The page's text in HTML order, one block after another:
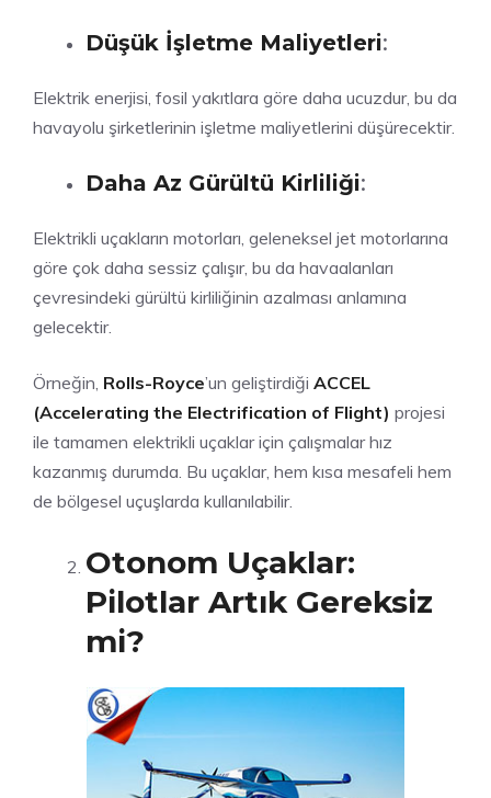
Düşük İşletme Maliyetleri:
Elektrik enerjisi, fosil yakıtlara göre daha ucuzdur, bu da
havayolu şirketlerinin işletme maliyetlerini düşürecektir.
Daha Az Gürültü Kirliliği:
Elektrikli uçakların motorları, geleneksel jet motorlarına
göre çok daha sessiz çalışır, bu da havaalanları
çevresindeki gürültü kirliliğinin azalması anlamına
gelecektir.
Örneğin, Rolls-Royce’un geliştirdiği ACCEL
(Accelerating the Electrification of Flight) projesi
ile tamamen elektrikli uçaklar için çalışmalar hız
kazanmış durumda. Bu uçaklar, hem kısa mesafeli hem
de bölgesel uçuşlarda kullanılabilir.
Otonom Uçaklar:
Pilotlar Artık Gereksiz
mi?